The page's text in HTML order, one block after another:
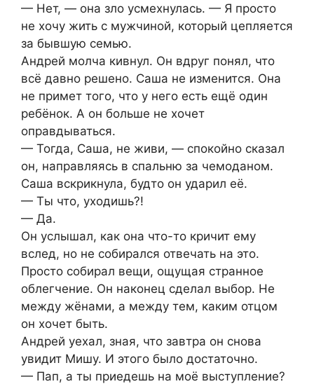
— Нет, — она зло усмехнулась. — Я просто
не хочу жить с мужчиной, который цепляется
за бывшую семью.
Андрей молча кивнул. Он вдруг понял, что
всё давно решено. Саша не изменится. Она
не примет того, что у него есть ещё один
ребёнок. А он больше не хочет
оправдываться.
— Тогда, Саша, не живи, — спокойно сказал
он, направляясь в спальню за чемоданом.
Саша вскрикнула, будто он ударил её.
— Ты что, уходишь?!
— Да.
Он услышал, как она что-то кричит ему
вслед, но не собирался отвечать на это.
Просто собирал вещи, ощущая странное
облегчение. Он наконец сделал выбор. Не
между жёнами, а между тем, каким отцом
он хочет быть.
Андрей уехал, зная, что завтра он снова
увидит Мишу. И этого было достаточно.
— Пап, а ты приедешь на моё выступление?